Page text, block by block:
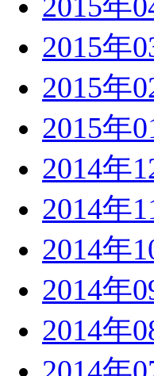
2015年
2015年
2015年
2014年
2014年
2014年
2014年
2014年